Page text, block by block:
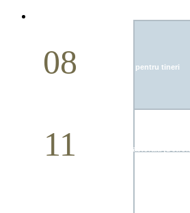
08 Studiu biblic pentru tineri
11 Conferință pastorală (Detroit)